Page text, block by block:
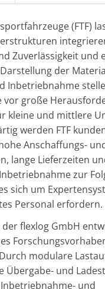
(FTF)
Zuverlässigkeit und
der
Inbetriebnahme
vor große
kleine und mittlere
werden FTF
Anschaffungs-
lange Lieferzeiten
zur
sich um
Personal erfordern.
flexlog GmbH
modulare
Übergabe- und
und